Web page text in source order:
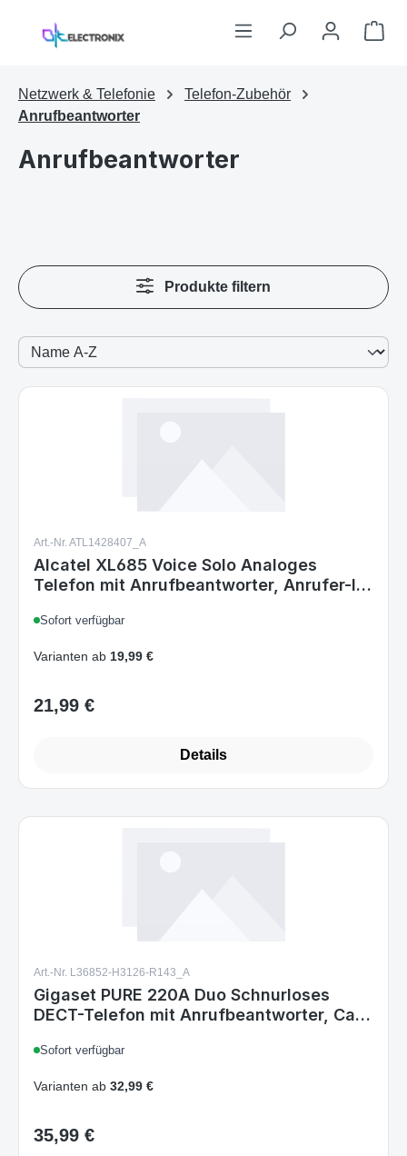
Zum Hauptinhalt springen
Netzwerk & Telefonie
Telefon-Zubehör
Anrufbeantworter
Anrufbeantworter
Produkte filtern
Art.-Nr. ATL1428407_A
Alcatel XL685 Voice Solo Analoges
Telefon mit Anrufbeantworter, Anrufer-ID,
Sofort verfügbar
Varianten ab 19,99 €
Regulärer Preis:
21,99 €
Details
Art.-Nr. L36852-H3126-R143_A
Gigaset PURE 220A Duo Schnurloses
DECT-Telefon mit Anrufbeantworter, Call-
Kontakte, Anthrazit Schwarz
Sofort verfügbar
Varianten ab 32,99 €
Regulärer Preis:
35,99 €